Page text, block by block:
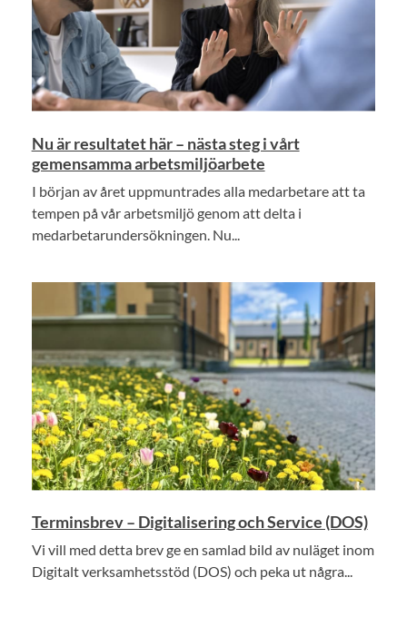
Nu är resultatet här – nästa steg i vårt
gemensamma arbetsmiljöarbete
I början av året uppmuntrades alla medarbetare att ta
tempen på vår arbetsmiljö genom att delta i
medarbetarundersökningen. Nu...
Terminsbrev – Digitalisering och Service (DOS)
Vi vill med detta brev ge en samlad bild av nuläget inom
Digitalt verksamhetsstöd (DOS) och peka ut några...